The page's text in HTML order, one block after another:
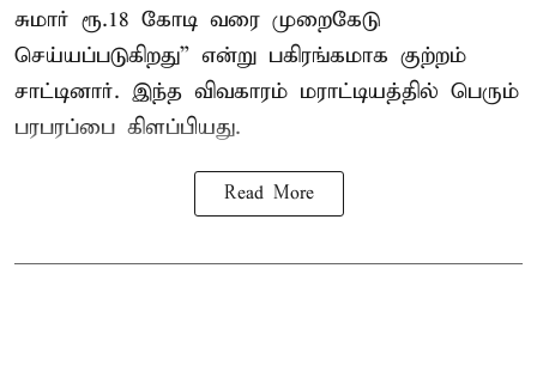
சுமார் ரூ.18 கோடி வரை முறைகேடு
செய்யப்படுகிறது” என்று பகிரங்கமாக குற்றம்
சாட்டினார். இந்த விவகாரம் மராட்டியத்தில் பெரும்
பரபரப்பை கிளப்பியது.
Read More